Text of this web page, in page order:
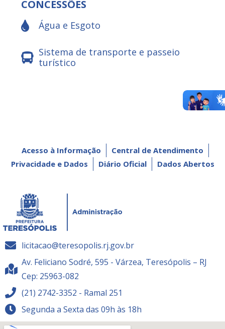
CONCESSÕES
Água e Esgoto
Sistema de transporte e passeio
turístico
Acesso à Informação
Central de Atendimento
Privacidade e Dados
Diário Oficial Dados Abertos
licitacao@teresopolis.rj.gov.br
Av. Feliciano Sodré, 595 - Várzea, Teresópolis – RJ
Cep: 25963-082
(21) 2742-3352 - Ramal 251
Segunda a Sexta das 09h às 18h